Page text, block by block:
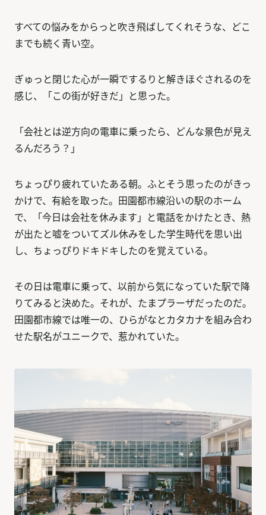
すべての悩みをからっと吹き飛ばしてくれそうな、どこ
までも続く青い空。
ぎゅっと閉じた心が一瞬でするりと解きほぐされるのを
感じ、「この街が好きだ」と思った。
「会社とは逆方向の電車に乗ったら、どんな景色が見え
るんだろう？」
ちょっぴり疲れていたある朝。ふとそう思ったのがきっ
かけで、有給を取った。田園都市線沿いの駅のホーム
で、「今日は会社を休みます」と電話をかけたとき、熱
が出たと嘘をついてズル休みをした学生時代を思い出
し、ちょっぴりドキドキしたのを覚えている。
その日は電車に乗って、以前から気になっていた駅で降
りてみると決めた。それが、たまプラーザだったのだ。
田園都市線では唯一の、ひらがなとカタカナを組み合わ
せた駅名がユニークで、惹かれていた。